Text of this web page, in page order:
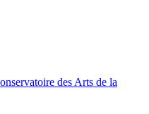
des Arts de la